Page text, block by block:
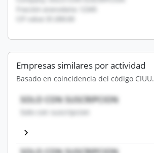
Fracción arancelaria: 12345
CIF value: $1,000.00
Empresas similares por actividad
Basado en coincidencia del código CIUU.
SOLO CON SUSCRIPCION
Solo con suscripcion